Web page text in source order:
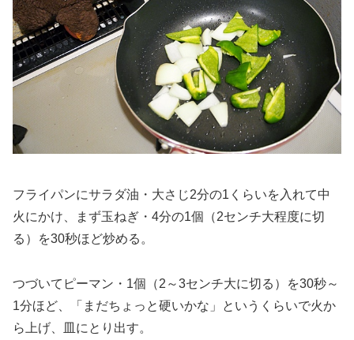
フライパンにサラダ油・大さじ2分の1くらいを入れて中
火にかけ、まず玉ねぎ・4分の1個（2センチ大程度に切
る）を30秒ほど炒める。
つづいてピーマン・1個（2～3センチ大に切る）を30秒～
1分ほど、「まだちょっと硬いかな」というくらいで火か
ら上げ、皿にとり出す。